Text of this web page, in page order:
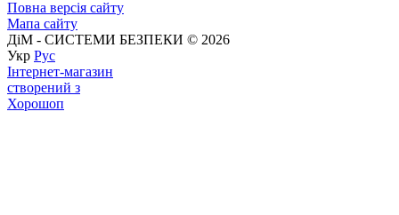
Повна версія сайту
Мапа сайту
ДіМ - СИСТЕМИ БЕЗПЕКИ © 2026
Укр Рус
Інтернет-магазин
створений з
Хорошоп